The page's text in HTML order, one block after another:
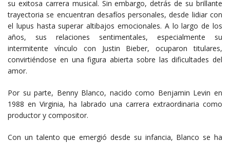
su exitosa carrera musical. Sin embargo, detrás de su brillante
trayectoria se encuentran desafíos personales, desde lidiar con
el lupus hasta superar altibajos emocionales. A lo largo de los
años, sus relaciones sentimentales, especialmente su
intermitente vínculo con Justin Bieber, ocuparon titulares,
convirtiéndose en una figura abierta sobre las dificultades del
amor.
Por su parte, Benny Blanco, nacido como Benjamin Levin en
1988 en Virginia, ha labrado una carrera extraordinaria como
productor y compositor.
Con un talento que emergió desde su infancia, Blanco se ha